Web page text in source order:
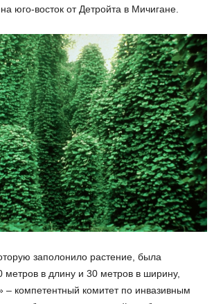
юго-восток от Детройта в Мичигане.
заполонило растение, была
метров в длину и 30 метров в ширину,
– компетентный комитет по инвазивным